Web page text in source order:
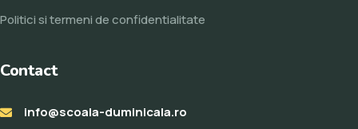
Politici si termeni de confidentialitate
Contact
info@scoala-duminicala.ro